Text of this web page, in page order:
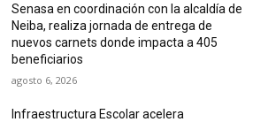
Senasa en coordinación con la alcaldía de
Neiba, realiza jornada de entrega de
nuevos carnets donde impacta a 405
beneficiarios
agosto 6, 2026
Infraestructura Escolar acelera